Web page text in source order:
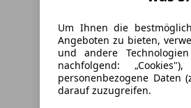
Um Ihnen die
Angeboten zu bieten,
und andere
nachfolgend:
personenbezogene Daten
darauf zuzugreifen.